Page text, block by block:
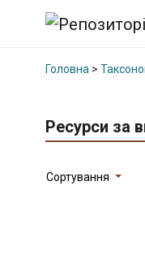
Головна >
Ресурси за
Сортування